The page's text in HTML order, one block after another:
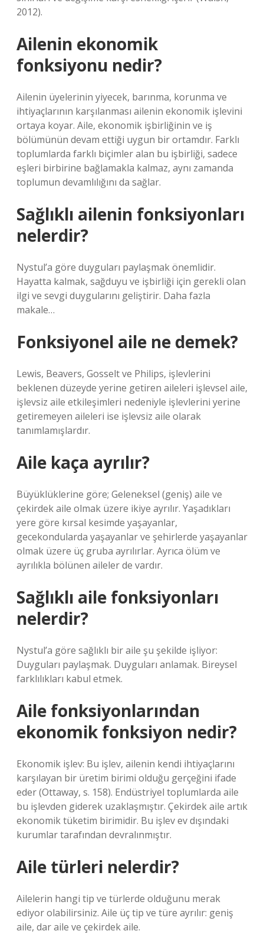
2012).
Ailenin ekonomik
fonksiyonu nedir?
Ailenin üyelerinin yiyecek, barınma, korunma ve
ihtiyaçlarının karşılanması ailenin ekonomik işlevini
ortaya koyar. Aile, ekonomik işbirliğinin ve iş
bölümünün devam ettiği uygun bir ortamdır. Farklı
toplumlarda farklı biçimler alan bu işbirliği, sadece
eşleri birbirine bağlamakla kalmaz, aynı zamanda
toplumun devamlılığını da sağlar.
Sağlıklı ailenin fonksiyonları
nelerdir?
Nystul’a göre duyguları paylaşmak önemlidir.
Hayatta kalmak, sağduyu ve işbirliği için gerekli olan
ilgi ve sevgi duygularını geliştirir. Daha fazla
makale…
Fonksiyonel aile ne demek?
Lewis, Beavers, Gosselt ve Philips, işlevlerini
beklenen düzeyde yerine getiren aileleri işlevsel aile,
işlevsiz aile etkileşimleri nedeniyle işlevlerini yerine
getiremeyen aileleri ise işlevsiz aile olarak
tanımlamışlardır.
Aile kaça ayrılır?
Büyüklüklerine göre; Geleneksel (geniş) aile ve
çekirdek aile olmak üzere ikiye ayrılır. Yaşadıkları
yere göre kırsal kesimde yaşayanlar,
gecekondularda yaşayanlar ve şehirlerde yaşayanlar
olmak üzere üç gruba ayrılırlar. Ayrıca ölüm ve
ayrılıkla bölünen aileler de vardır.
Sağlıklı aile fonksiyonları
nelerdir?
Nystul’a göre sağlıklı bir aile şu şekilde işliyor:
Duyguları paylaşmak. Duyguları anlamak. Bireysel
farklılıkları kabul etmek.
Aile fonksiyonlarından
ekonomik fonksiyon nedir?
Ekonomik işlev: Bu işlev, ailenin kendi ihtiyaçlarını
karşılayan bir üretim birimi olduğu gerçeğini ifade
eder (Ottaway, s. 158). Endüstriyel toplumlarda aile
bu işlevden giderek uzaklaşmıştır. Çekirdek aile artık
ekonomik tüketim birimidir. Bu işlev ev dışındaki
kurumlar tarafından devralınmıştır.
Aile türleri nelerdir?
Ailelerin hangi tip ve türlerde olduğunu merak
ediyor olabilirsiniz. Aile üç tip ve türe ayrılır: geniş
aile, dar aile ve çekirdek aile.